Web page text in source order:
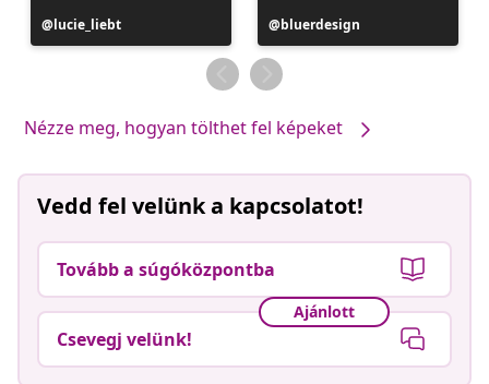
Bejegyzés
közzétevője
lucie_liebt
Bejegyzés
közzétevője
bluerdesign
Nézze meg, hogyan tölthet fel képeket
Vedd fel velünk a kapcsolatot!
Tovább a súgóközpontba
Ajánlott
Csevegj velünk!